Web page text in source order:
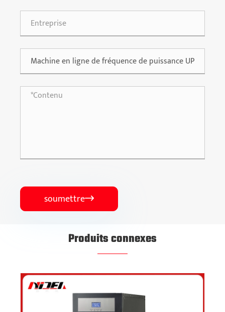
soumettre
Produits connexes